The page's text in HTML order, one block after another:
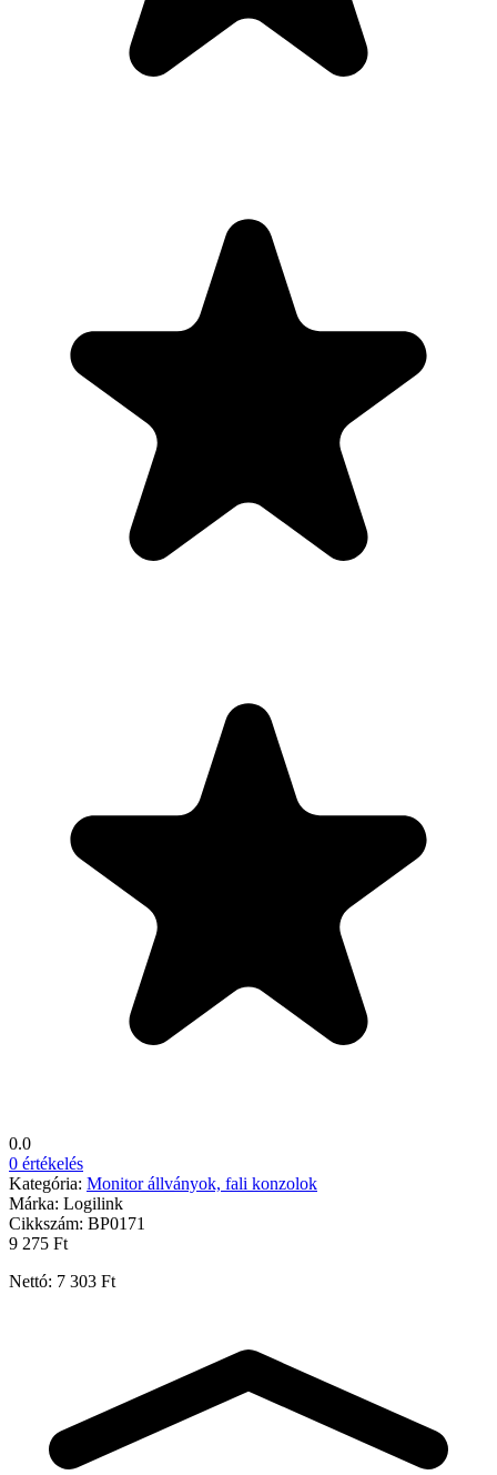
0.0
0 értékelés
Kategória: Monitor állványok, fali konzolok
Márka: Logilink
Cikkszám: BP0171
9 275 Ft
Nettó: 7 303 Ft